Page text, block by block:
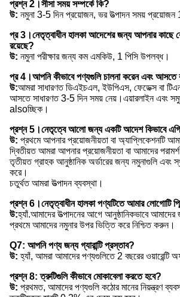
প্রশ্ন 2।সীসা সময় সম্পর্কে কি?
উ: নমুনা 3-5 দিন প্রয়োজন, ভর উত্পাদন সময়
প্র 3।নেতৃত্বাধীন হালকা আদেশের জন্য আপনার কাছে
রয়েছে?
উ: নমুনা পরীক্ষার জন্য কম এমকিউ, 1 পিসি উপলব্ধ।
প্র 4।আপনি কীভাবে পণ্যগুলি চালনা করেন এবং আসতে
উ:আমরা সাধারণত ডিএইচএল, ইউপিএস, ফেডেক্স বা
আসতে সাধারণত 3-5 দিন সময় নেয়।এয়ারলাইন এবং
alsoচ্ছিক।
প্রশ্ন 5।নেতৃত্বে আলো জন্য একটি আদেশ কিভাবে
উ: প্রথমে আপনার প্রয়োজনীয়তা বা অ্যাপ্লিকেশনটি
দ্বিতীয়ত আমরা আপনার প্রয়োজনীয়তা বা আমাদের
তৃতীয়ত গ্রাহক আনুষ্ঠানিক অর্ডারের জন্য নমুনাগুলি এবং
করে।
চতুর্থত আমরা উত্পাদন ব্যবস্থা।
প্রশ্ন 6।নেতৃত্বাধীন হালকা পণ্যটিতে আমার লোগোটি
উ:হ্যাঁ.আমাদের উত্পাদনের আগে আনুষ্ঠানিকভাবে আমাদের
প্রথমে আমাদের নমুনার উপর ভিত্তি করে নিশ্চিত করুন।
Q7: আপনি পণ্য জন্য গ্যারান্টি প্রস্তাব?
উ: হ্যাঁ, আমরা আমাদের পণ্যগুলিতে 2 বছরের ওয়ারেন্টি
প্রশ্ন 8: ত্রুটিগুলি কীভাবে মোকাবেলা করতে হবে?
উ: প্রথমত, আমাদের পণ্যগুলি কঠোর মানের নিয়ন্ত্রণ